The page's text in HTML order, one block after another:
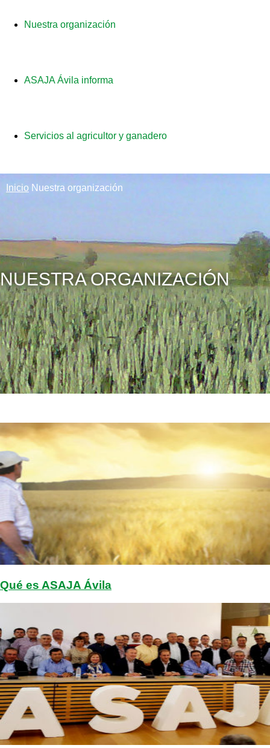
Nuestra organización
ASAJA Ávila informa
Servicios al agricultor y ganadero
Inicio Nuestra organización
NUESTRA ORGANIZACIÓN
Qué es ASAJA Ávila